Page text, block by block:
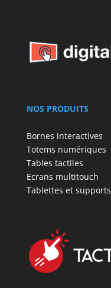
NOS PRODUITS
Bornes interactives
Totems numériques
Tables tactiles
Ecrans multitouch
Tablettes et supports